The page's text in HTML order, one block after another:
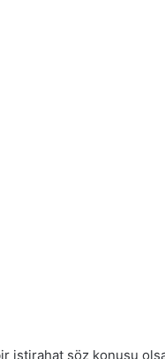
istirahat söz konusu